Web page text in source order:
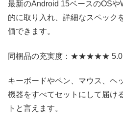
最新のAndroid 15ベースのOS
的に取り入れ、詳細なスペック
価できます。
同梱品の充実度：★★★★★ 5.0
キーボードやペン、マウス、ヘ
機器をすべてセットにして届け
トと言えます。